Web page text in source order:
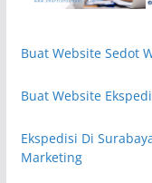
Buat Website Sedot
Buat Website
Ekspedisi Di
Marketing